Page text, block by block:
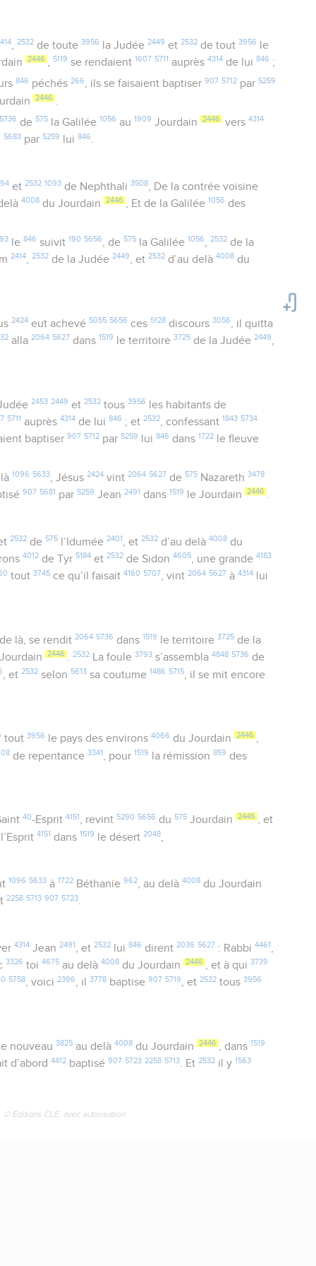
, 2532de toute 3956 la Judée 2449 et 2532de tout 3956
le
2446 , 5119 se rendaient 1607 5711 auprès4314 de lui846 ;
846 péchés 266, ils se faisaient baptiser 907 5712par 5259
2446
5736 de 575la Galilée 1056 au 1909 Jourdain 2446 vers 4314
5683 par 5259 lui846.
et 2532 1093de Nephthali 3508, De la contrée voisine
4008 du Jourdain 2446 , Et de la Galilée 1056 des
le 846 suivit 190 5656 , de 575la Galilée 1056 2532de la
2414,2532 de la Judée2449, et2532 d’au delà4008 du
2424eut achevé 5055 5656 ces 5128discours 3056 , il quitta
alla2064 5627 dans 1519 le territoire3725 de la Judée2449,
2453 2449 et 2532tous 3956
les habitants de
5711 auprès4314 de lui846 ; et2532, confessant 1843 5734
baptiser907 5712 par 5259 lui846 dans 1722 le fleuve
1096 5633, Jésus 2424vint 2064 5627 de 575Nazareth 3478
907 5681 par 5259 Jean2491 dans 1519 le Jourdain 2446 .
2532de 575l’Idumée 2401 , et 2532d’au delà 4008du
4012 de Tyr 5184 et2532 de Sidon4605, une grande4183
tout3745 ce qu’il faisait4160 5707, vint2064 5627 à4314 lui
de là, se rendit 2064 5736 dans 1519 le territoire 3725de la
2446 .2532 La foule3793 s’assembla4848 5736 de
, et2532 selon 5613 sa coutume 1486 5715 , il se mit encore
tout 3956 le pays des environs 4066 du Jourdain 2446 ,
de repentance3341 , pour 1519 la rémission859 des
40-Esprit 4151, revint 5290 5656 du 575Jourdain 2446 , et
l’Esprit4151 dans 1519 le désert2048
1096 5633à 1722Béthanie 962, au delà 4008du Jourdain
2258 5713 907 5723.
4314Jean 2491 , et 2532lui 846 dirent 2036 5627 : Rabbi 4461
3326 toi4675 au delà4008 du Jourdain 2446 , et à qui3739
5758, voici2396, il3778 baptise907 5719, et2532 tous3956
nouveau 3825au delà 4008du Jourdain 2446 , dans 1519
d’abord4412 baptisé907 5723 2258 5713. Et2532 il y1563
© Éditions CLÉ, avec autorisation